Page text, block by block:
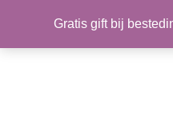
Toggle
MIJN ACCOUNT
Gratis gift bij